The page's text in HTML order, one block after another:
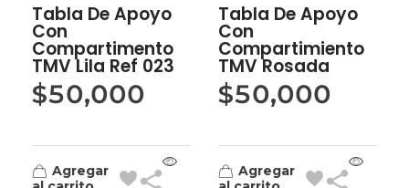
Tabla De Apoyo
Con
Compartimento
TMV Lila Ref 023
$50,000
Agregar
Tabla De Apoyo
Con
Compartimiento
TMV Rosada
$50,000
Agregar